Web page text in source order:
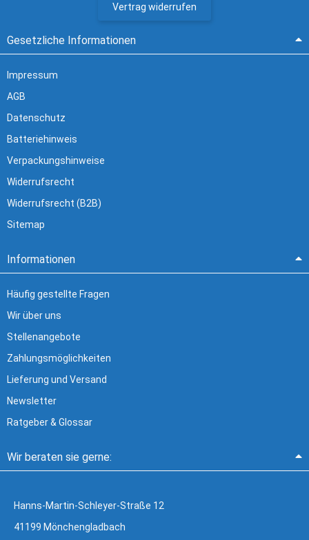
Vertrag widerrufen
Gesetzliche Informationen
Impressum
AGB
Datenschutz
Batteriehinweis
Verpackungshinweise
Widerrufsrecht
Widerrufsrecht (B2B)
Sitemap
Informationen
Häufig gestellte Fragen
Wir über uns
Stellenangebote
Zahlungsmöglichkeiten
Lieferung und Versand
Newsletter
Ratgeber & Glossar
Wir beraten sie gerne:
Hanns-Martin-Schleyer-Straße 12
41199 Mönchengladbach